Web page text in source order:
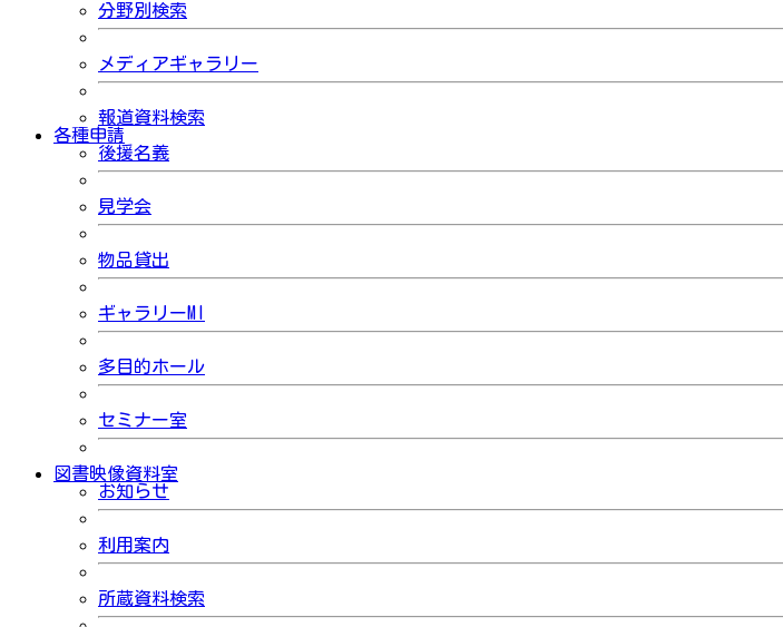
分野別検索
メディアギャラリー
報道資料検索
各種申請
後援名義
見学会
物品貸出
ギャラリーMI
多目的ホール
セミナー室
図書映像資料室
お知らせ
利用案内
所蔵資料検索